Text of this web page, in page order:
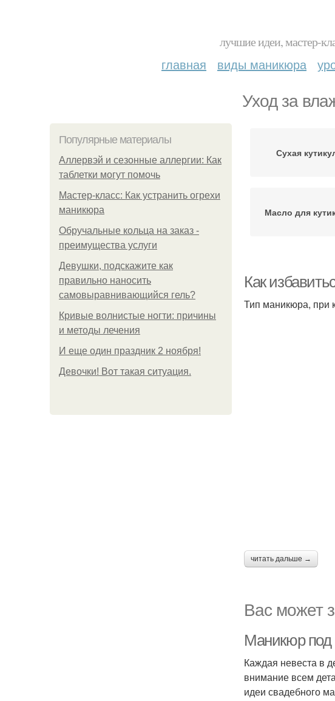
лучшие идеи, мастер-
главная виды маникюра
Уход за
Популярные материалы
Аллервэй и сезонные аллергии: Как
таблетки могут помочь
Мастер-класс: Как устранить огрехи
маникюра
Обручальные кольца на заказ -
преимущества услуги
Девушки, подскажите как
правильно наносить
самовыравнивающийся гель?
Кривые волнистые ногти: причины
и методы лечения
И еще один праздник 2 ноября!
Девочки! Вот такая ситуация.
Сухая
Масло для
Как
Тип маникюра, при
читать дальше →
Вас может
Маникюр под
Каждая невеста в
внимание всем
идеи свадебного